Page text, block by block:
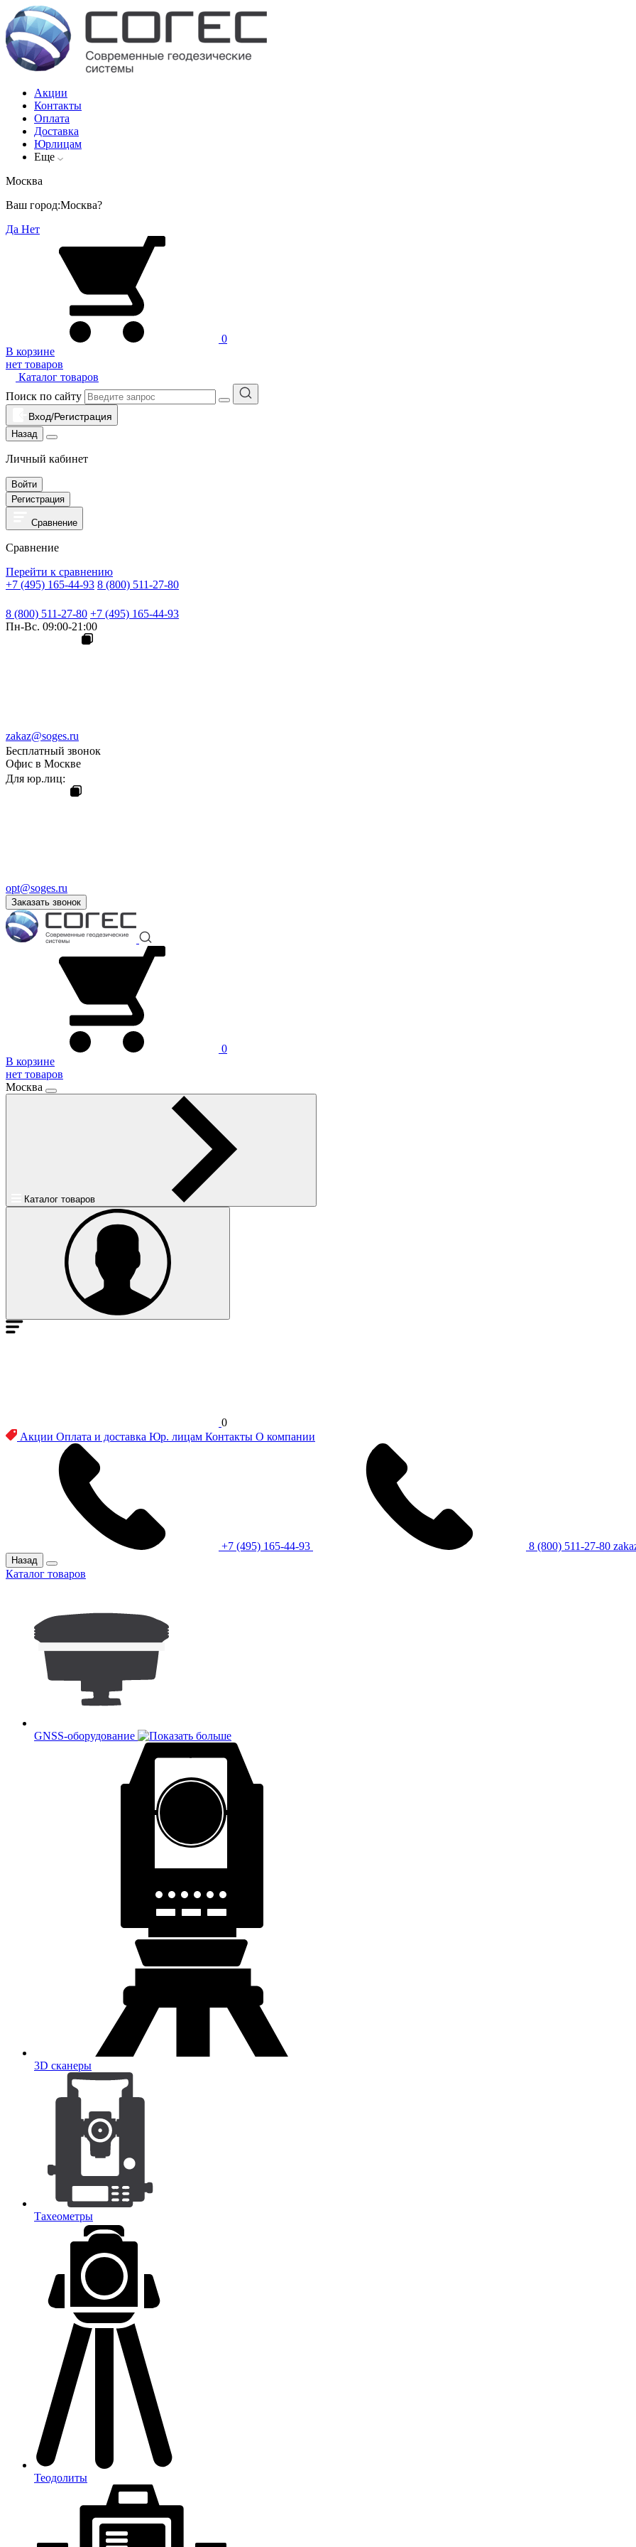
Акции
Контакты
Оплата
Доставка
Юрлицам
Еще
Москва
Ваш город:Москва?
Да Нет
0
В корзине
нет товаров
Каталог товаров
Поиск по сайту
Вход/Регистрация
Назад
Личный кабинет
Войти
Регистрация
Сравнение
Сравнение
Перейти к сравнению
+7 (495) 165-44-93 8 (800) 511-27-80
8 (800) 511-27-80 +7 (495) 165-44-93
Пн-Вс. 09:00-21:00
zakaz@soges.ru
Бесплатный звонок
Офис в Москве
Для юр.лиц:
opt@soges.ru
Заказать звонок
0
В корзине
нет товаров
Москва
Каталог товаров
0
Акции Оплата и доставка Юр. лицам Контакты О компании
+7 (495) 165-44-93 8 (800) 511-27-80
Назад
Каталог товаров
GNSS-оборудование
3D сканеры
Тахеометры
Теодолиты